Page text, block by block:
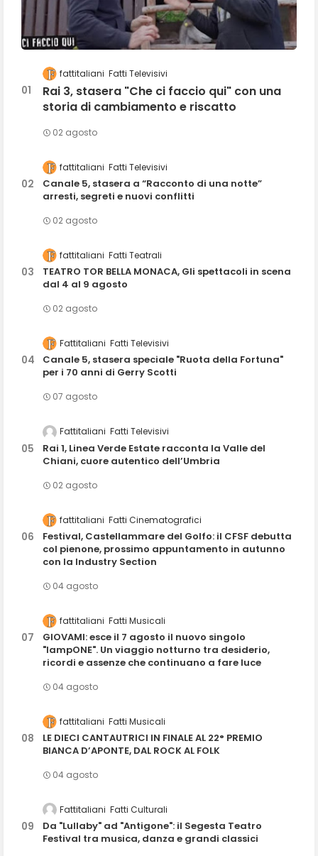
fattitaliani Fatti Televisivi
Rai 3, stasera "Che ci faccio qui" con una
storia di cambiamento e riscatto
02 agosto
fattitaliani Fatti Televisivi
Canale 5, stasera a “Racconto di una notte”
arresti, segreti e nuovi conflitti
02 agosto
fattitaliani Fatti Teatrali
TEATRO TOR BELLA MONACA, Gli spettacoli in scena
dal 4 al 9 agosto
02 agosto
Fattitaliani Fatti Televisivi
Canale 5, stasera speciale "Ruota della Fortuna"
per i 70 anni di Gerry Scotti
07 agosto
Fattitaliani Fatti Televisivi
Rai 1, Linea Verde Estate racconta la Valle del
Chiani, cuore autentico dell’Umbria
02 agosto
fattitaliani Fatti Cinematografici
Festival, Castellammare del Golfo: il CFSF debutta
col pienone, prossimo appuntamento in autunno
con la Industry Section
04 agosto
fattitaliani Fatti Musicali
GIOVAMI: esce il 7 agosto il nuovo singolo
"lampONE". Un viaggio notturno tra desiderio,
ricordi e assenze che continuano a fare luce
04 agosto
fattitaliani Fatti Musicali
LE DIECI CANTAUTRICI IN FINALE AL 22° PREMIO
BIANCA D’APONTE, DAL ROCK AL FOLK
04 agosto
Fattitaliani Fatti Culturali
Da "Lullaby" ad "Antigone": il Segesta Teatro
Festival tra musica, danza e grandi classici